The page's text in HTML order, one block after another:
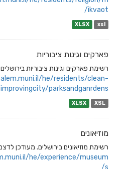
ikvaot/
XLSX xsl
פארקים וגינות ציבוריות
רשימת פארקים וגינות ציבוריות בירושלים.
he/residents/clean-
parksandganrdens/
XLSX XSL
מוזיאונים
רשימת מוזיאונים בירושלים. מעודכן לדצמבר
he/experience/museum
s/